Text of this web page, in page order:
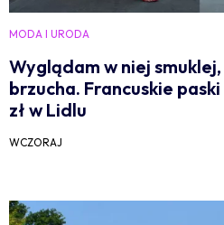
MODA I URODA
Wyglądam w niej
brzucha. Francuskie
zł w Lidlu
WCZORAJ